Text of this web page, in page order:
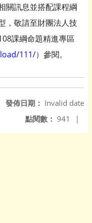
關訊息並搭配課程綱
，敬請至財團法人技
課綱命題精進專區
111/）參閱。
發佈日期： Invalid date
點閱數： 941 |